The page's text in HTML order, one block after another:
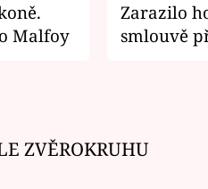
Malfoy
Zarazilo
smlouvě
ZVĚROKRUHU